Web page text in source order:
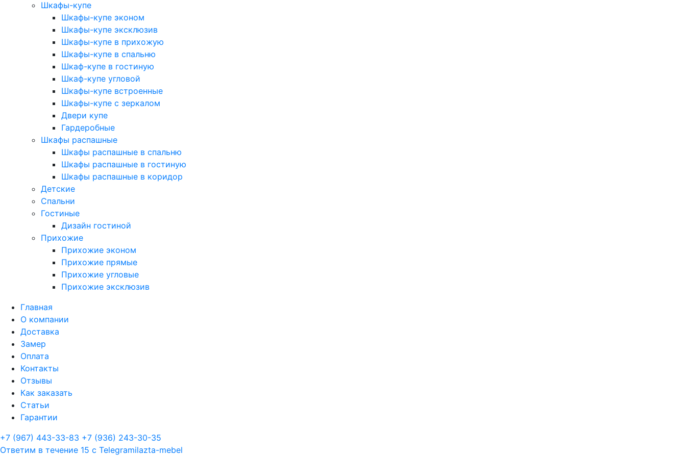
Шкафы-купе
Шкафы-купе эконом
Шкафы-купе эксклюзив
Шкафы-купе в прихожую
Шкафы-купе в спальню
Шкаф-купе в гостиную
Шкаф-купе угловой
Шкафы-купе встроенные
Шкафы-купе с зеркалом
Двери купе
Гардеробные
Шкафы распашные
Шкафы распашные в спальню
Шкафы распашные в гостиную
Шкафы распашные в коридор
Детские
Спальни
Гостиные
Дизайн гостиной
Прихожие
Прихожие эконом
Прихожие прямые
Прихожие угловые
Прихожие эксклюзив
Главная
О компании
Доставка
Замер
Оплата
Контакты
Отзывы
Как заказать
Статьи
Гарантии
+7 (967) 443-33-83 +7 (936) 243-30-35
Ответим в течение 15 с Telegramilazta-mebel